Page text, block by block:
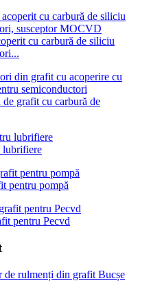
cu carbură de siliciu
grafit cu carbură de
lubrifiere
pentru pompă
pentru Pecvd